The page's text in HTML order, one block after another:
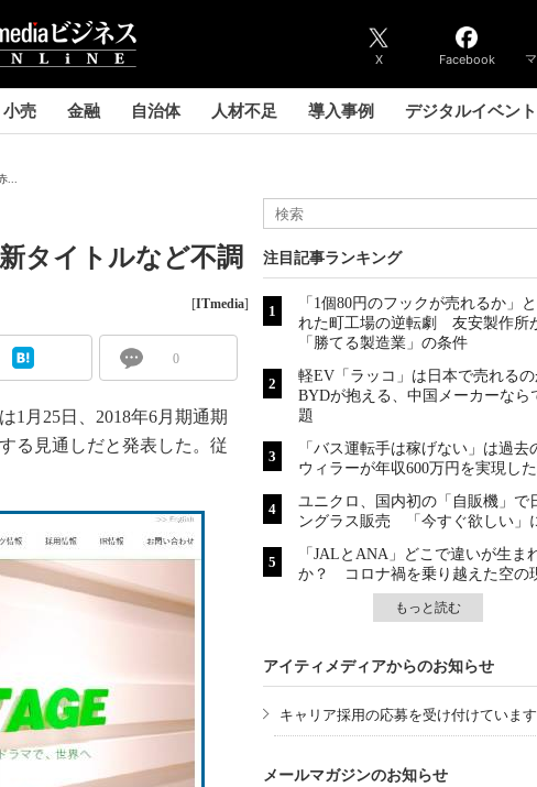
X Facebook
小売 金融 自治体 人材不足 導入事例 デジタルイベント
...
タイトルなど不調
[ITmedia]
0
月25日、2018年6月期通期
る見通しだと発表した。従
注目記事ランキング
「1個80円のフックが売れるか」
れた町工場の逆転劇 友安製作所
「勝てる製造業」の条件
軽EV「ラッコ」は日本で売れる
BYDが抱える、中国メーカーなら
題
「バス運転手は稼げない」は過
ウィラーが年収600万円を実現し
ユニクロ、国内初の「自販機」で
ングラス販売 「今すぐ欲しい」
「JALとANA」どこで違いが生ま
か？ コロナ禍を乗り越えた空の
もっと読む
アイティメディアからのお知らせ
キャリア採用の応募を受け付けています
メールマガジンのお知らせ